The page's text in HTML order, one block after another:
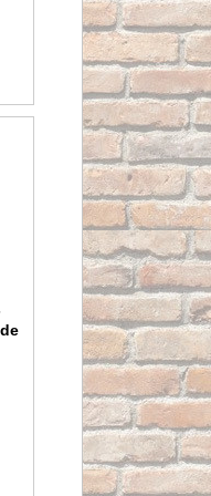
de leña contemporánea